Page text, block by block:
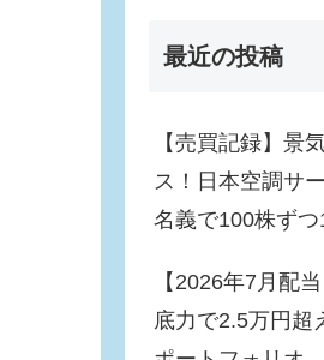
最近の投稿
【売買記録】景
ス！日本空調サ
名義で100株ず
【2026年7月配
底力で2.5万円超